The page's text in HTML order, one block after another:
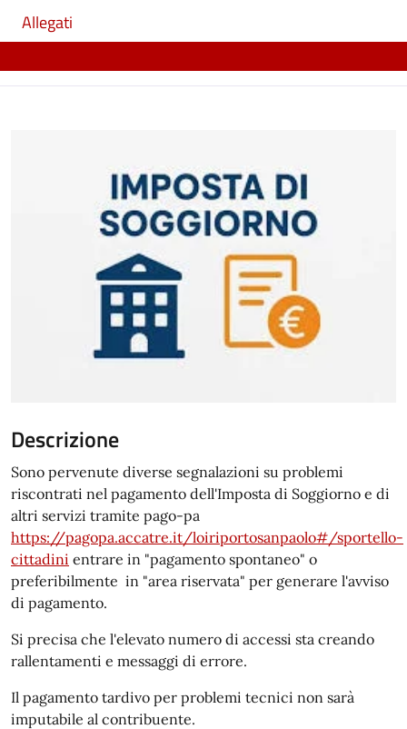
Allegati
Descrizione
Sono pervenute diverse segnalazioni su problemi
riscontrati nel pagamento dell'Imposta di Soggiorno e di
altri servizi tramite pago-pa
https://pagopa.accatre.it/loiriportosanpaolo#/sportello-
cittadini entrare in "pagamento spontaneo" o
preferibilmente in "area riservata" per generare l'avviso
di pagamento.
Si precisa che l'elevato numero di accessi sta creando
rallentamenti e messaggi di errore.
Il pagamento tardivo per problemi tecnici non sarà
imputabile al contribuente.